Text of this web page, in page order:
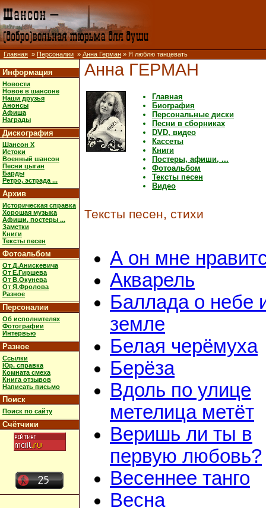
Главная » Персоналии » Анна Герман » Я люблю танцевать
Информация
Новости
Новое в шансоне
Наши друзья
Анонсы
Афиша
Награды
Дискография
Шансон X
Истоки
Военный шансон
Песни цыган
Барды
Ретро, эстрада ...
Архив
Историческая справка
Хорошая музыка
Афиши, постеры ...
Заметки
Книги
Тексты песен
Фотоальбом
От Д.Анискевича
От Е.Гиршева
От В.Окунева
От Я.Фролова
Разное
Персоналии
Об исполнителях
Фотографии
Интервью
Разное
Ссылки
Юр. справка
Комната смеха
Книга отзывов
Написать письмо
Поиск
Поиск по сайту
Счётчики
Анна ГЕРМАН
Главная
Биография
Персональные диски
Песни в сборниках
DVD, видео
Кассеты
Книги
Постеры, афиши, ...
Фотоальбом
Тексты песен
Видео
Тексты песен, стихи
А он мне
Акварель
Баллада о небе
земле
Белая черёмуха
Берёза
Вдоль по улице
метелица метёт
Веришь ли ты в
первую любовь?
Весеннее танго
Весна